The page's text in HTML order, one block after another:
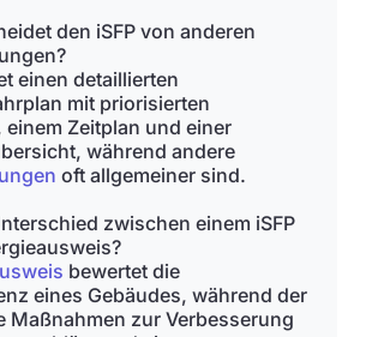
den iSFP von anderen
einen detaillierten
mit priorisierten
einem Zeitplan und einer
während andere
oft allgemeiner sind.
zwischen einem iSFP
bewertet die
eines Gebäudes, während der
Maßnahmen zur Verbesserung